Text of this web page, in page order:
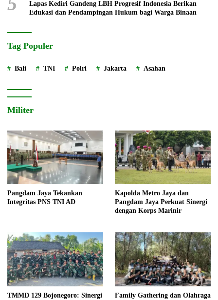
Lapas Kediri Gandeng LBH Progresif Indonesia Berikan
Edukasi dan Pendampingan Hukum bagi Warga Binaan
Tag Populer
Bali TNI Polri Jakarta Asahan
Militer
Pangdam Jaya Tekankan
Integritas PNS TNI AD
Kapolda Metro Jaya dan
Pangdam Jaya Perkuat Sinergi
dengan Korps Marinir
TMMD 129 Bojonegoro: Sinergi
Family Gathering dan Olahraga